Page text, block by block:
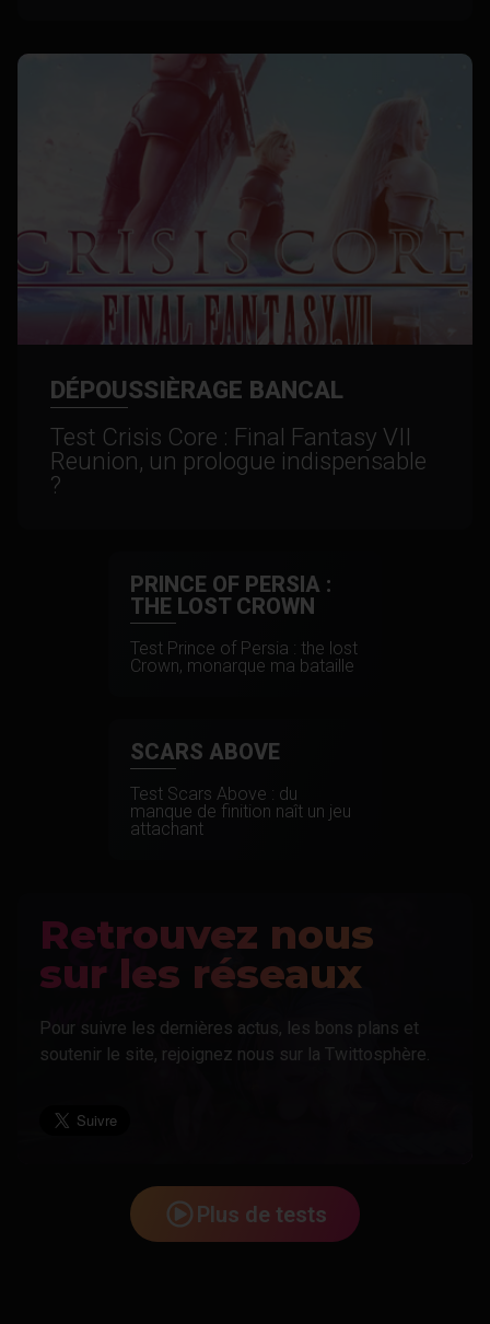
DÉPOUSSIÈRAGE BANCAL
Test Crisis Core : Final Fantasy VII
Reunion, un prologue indispensable
?
PRINCE OF PERSIA :
THE LOST CROWN
Test Prince of Persia : the lost
Crown, monarque ma bataille
SCARS ABOVE
Test Scars Above : du
manque de finition naît un jeu
attachant
Retrouvez nous
sur les réseaux
Pour suivre les dernières actus, les bons plans et
soutenir le site, rejoignez nous sur la Twittosphère.
Plus de tests